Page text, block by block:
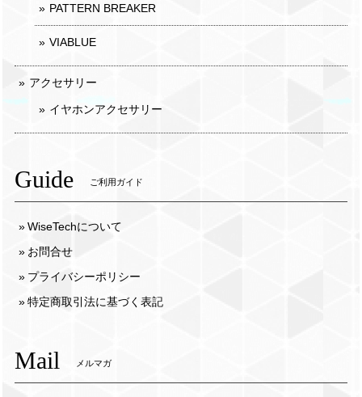
PATTERN BREAKER
VIABLUE
アクセサリー
イヤホンアクセサリー
Guide ご利用ガイド
WiseTechについて
お問合せ
プライバシーポリシー
特定商取引法に基づく表記
Mail メルマガ